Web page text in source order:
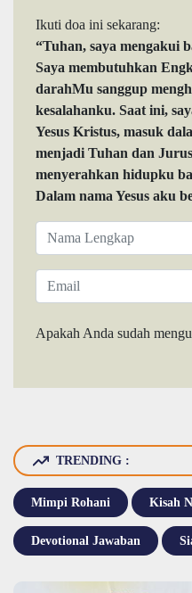
Ikuti doa ini sekarang:
“Tuhan, saya mengakui
Saya membutuhkan
darahMu sanggup
kesalahanku. Saat ini,
Yesus Kristus, masuk
menjadi Tuhan dan
menyerahkan hidupku
Dalam nama Yesus aku
Apakah Anda sudah
TRENDING :
Mimpi Rohani Kisah
Devotional Jawaban